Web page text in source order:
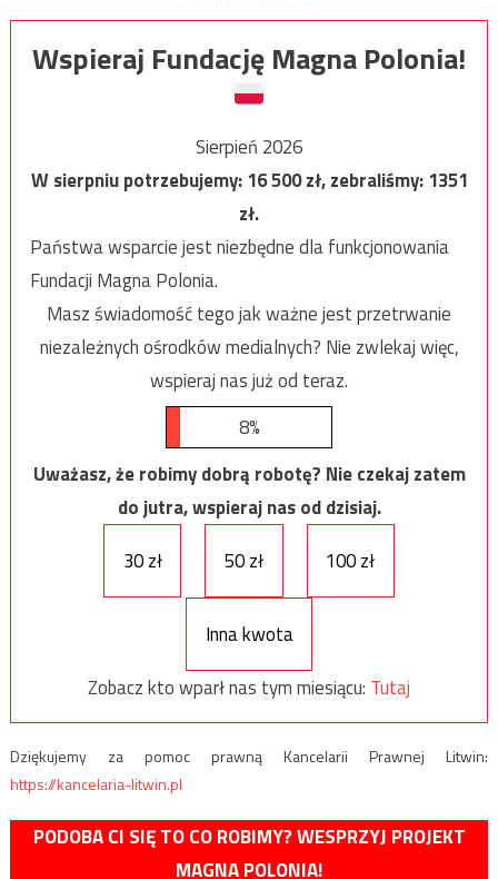
Wspieraj Fundację Magna Polonia!
Sierpień 2026
W sierpniu potrzebujemy:16 500zł, zebraliśmy:1351
zł.
Państwa wsparcie jest niezbędne dla funkcjonowania
Fundacji Magna Polonia.
Masz świadomość tego jak ważne jest przetrwanie
niezależnych ośrodków medialnych? Nie zwlekaj więc,
wspieraj nas już od teraz.
8%
Uważasz, że robimy dobrą robotę? Nie czekaj zatem
do jutra, wspieraj nas od dzisiaj.
30 zł
50 zł 100 zł
Inna kwota
Zobacz kto wparł nas tym miesiącu: Tutaj
Dziękujemy za pomoc prawną Kancelarii Prawnej Litwin:
https://kancelaria-litwin.pl
PODOBA CI SIĘ TO CO ROBIMY? WESPRZYJ PROJEKT
MAGNA POLONIA!